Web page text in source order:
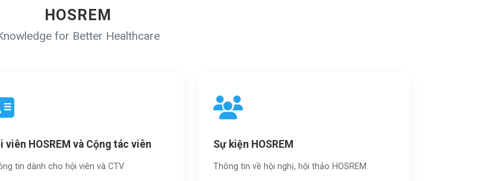
HOSREM
for Better Healthcare
viên HOSREM và Cộng tác viên
tin dành cho hội viên và CTV
Sự kiện HOSREM
Thông tin về hội nghị, hội thảo HOSREM